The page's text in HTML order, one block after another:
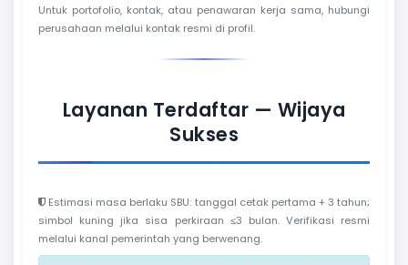
Untuk portofolio, kontak, atau penawaran kerja sama, hubungi
perusahaan melalui kontak resmi di profil.
Layanan Terdaftar — Wijaya
Sukses
Estimasi masa berlaku SBU: tanggal cetak pertama + 3 tahun;
simbol kuning jika sisa perkiraan ≤3 bulan. Verifikasi resmi
melalui kanal pemerintah yang berwenang.